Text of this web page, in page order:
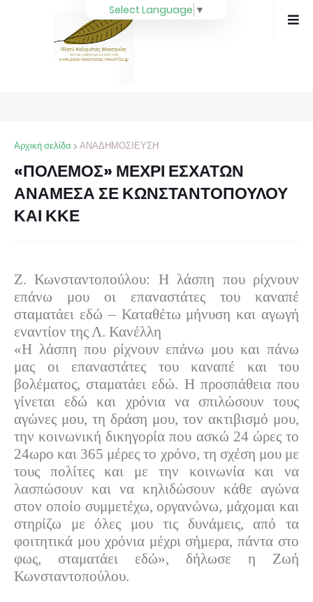
Αρχική σελίδα ΑΝΑΔΗΜΟΣΙΕΥΣΗ
«ΠΟΛΕΜΟΣ» ΜΕΧΡΙ ΕΣΧΑΤΩΝ
ΑΝΑΜΕΣΑ ΣΕ ΚΩΝΣΤΑΝΤΟΠΟΥΛΟΥ
ΚΑΙ ΚΚΕ
Ζ. Κωνσταντοπούλου: Η λάσπη που ρίχνουν
επάνω μου οι επαναστάτες του καναπέ
σταματάει εδώ – Καταθέτω μήνυση και αγωγή
εναντίον της Λ. Κανέλλη
«Η λάσπη που ρίχνουν επάνω μου και πάνω
μας οι επαναστάτες του καναπέ και του
βολέματος, σταματάει εδώ. Η προσπάθεια που
γίνεται εδώ και χρόνια να σπιλώσουν τους
αγώνες μου, τη δράση μου, τον ακτιβισμό μου,
την κοινωνική δικηγορία που ασκώ 24 ώρες το
24ωρο και 365 μέρες το χρόνο, τη σχέση μου με
τους πολίτες και με την κοινωνία και να
λασπώσουν και να κηλιδώσουν κάθε αγώνα
στον οποίο συμμετέχω, οργανώνω, μάχομαι και
στηρίζω με όλες μου τις δυνάμεις, από τα
φοιτητικά μου χρόνια μέχρι σήμερα, πάντα στο
φως, σταματάει εδώ», δήλωσε η Ζωή
Κωνσταντοπούλου.
Select Language ▼